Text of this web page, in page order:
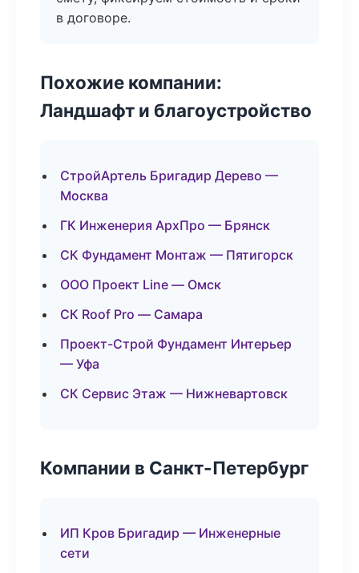
в договоре.
Похожие компании:
Ландшафт и благоустройство
СтройАртель Бригадир Дерево —
Москва
ГК Инженерия АрхПро — Брянск
СК Фундамент Монтаж — Пятигорск
ООО Проект Line — Омск
СК Roof Pro — Самара
Проект-Строй Фундамент Интерьер
— Уфа
СК Сервис Этаж — Нижневартовск
Компании в Санкт-Петербург
ИП Кров Бригадир — Инженерные
сети